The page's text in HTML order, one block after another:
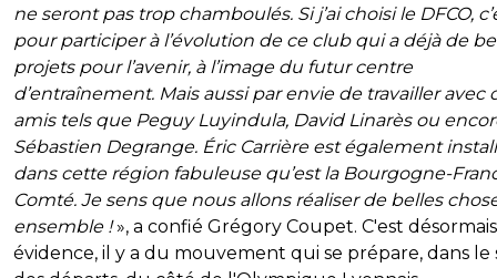
ne seront pas trop chamboulés. Si j’ai choisi le DFCO,
pour participer à l’évolution de ce club qui a déjà de
projets pour l’avenir, à l’image du futur centre
d’entraînement. Mais aussi par envie de travailler avec
amis tels que Peguy Luyindula, David Linarès ou
Sébastien Degrange. Éric Carrière est également
dans cette région fabuleuse qu’est la Bourgogne-
Comté. Je sens que nous allons réaliser de belles
ensemble !», a confié Grégory Coupet. C'est
évidence, il y a du mouvement qui se prépare, dans le